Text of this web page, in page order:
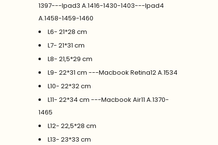
1397---Ipad3 A.1416-1430-1403---Ipad4
A.1458-1459-1460
L6- 21*28 cm
L7- 21*31 cm
L8- 21,5*29 cm
L9- 22*31 cm ---Macbook Retina12 A.1534
L10- 22*32 cm
L11- 22*34 cm ---Macbook Air11 A.1370-
1465
L12- 22,5*28 cm
L13- 23*33 cm